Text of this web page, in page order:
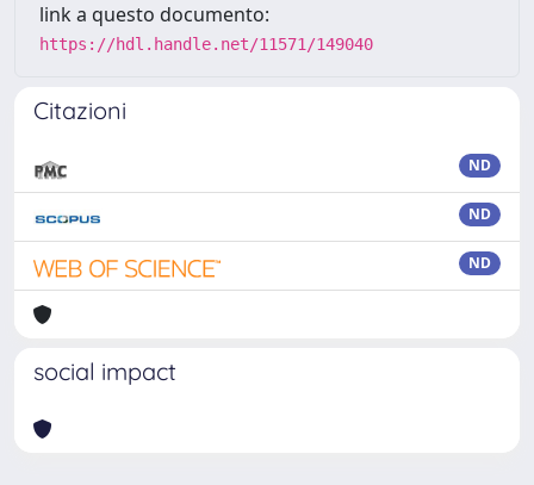
link a questo documento:
https://hdl.handle.net/11571/149040
Citazioni
ND
ND
ND
social impact